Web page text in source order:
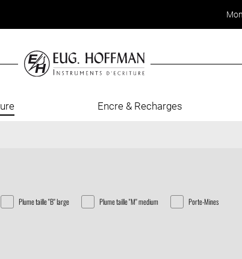
Encre & Recharges
Plume taille "B" large Plume taille "M" medium Porte-Mines